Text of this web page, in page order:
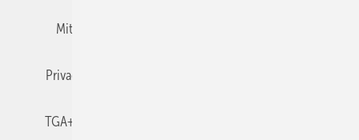
Mitgliedschaften und Engagement
Privacy Manager
TGA+E-WissensCheck